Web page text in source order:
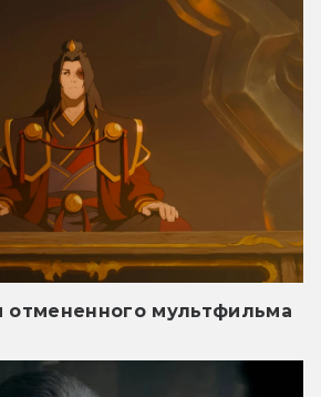
отмененного мультфильма